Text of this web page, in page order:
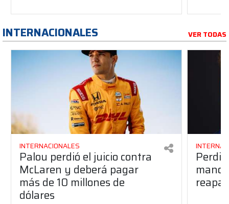
INTERNACIONALES VER TODAS
INTERNACIONALES
Palou perdió el juicio contra
McLaren y deberá pagar
más de 10 millones de
dólares